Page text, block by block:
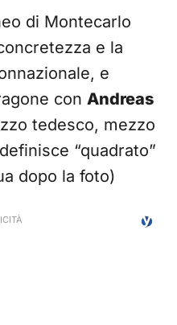
di Montecarlo
e la
e
con Andreas
tedesco, mezzo
“quadrato”
dopo la foto)